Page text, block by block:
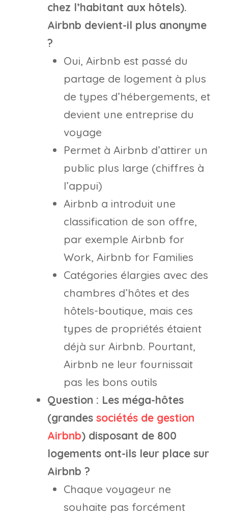
chez l’habitant aux hôtels).
Airbnb devient-il plus anonyme
?
Oui, Airbnb est passé du
partage de logement à plus
de types d’hébergements, et
devient une entreprise du
voyage
Permet à Airbnb d’attirer un
public plus large (chiffres à
l’appui)
Airbnb a introduit une
classification de son offre,
par exemple Airbnb for
Work, Airbnb for Families
Catégories élargies avec des
chambres d’hôtes et des
hôtels-boutique, mais ces
types de propriétés étaient
déjà sur Airbnb. Pourtant,
Airbnb ne leur fournissait
pas les bons outils
Question : Les méga-hôtes
(grandes sociétés de gestion
Airbnb) disposant de 800
logements ont-ils leur place sur
Airbnb ?
Chaque voyageur ne
souhaite pas forcément